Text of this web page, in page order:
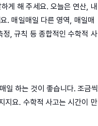
게 해 주세요. 오늘은 연산, 내
. 매일매일 다른 영역, 매일매
, 규칙 등 종합적인 수학적 사
일 하는 것이 좋습니다. 조금씩
지요. 수학적 사고는 시간이 만